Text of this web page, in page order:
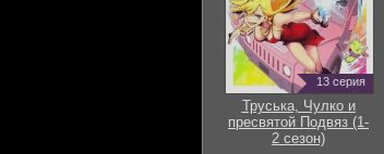
13 серия
Труська, Чулко и
пресвятой Подвяз (1-
2 сезон)